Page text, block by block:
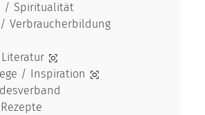
/ Spiritualität
Verbraucherbildung
/ Inspiration